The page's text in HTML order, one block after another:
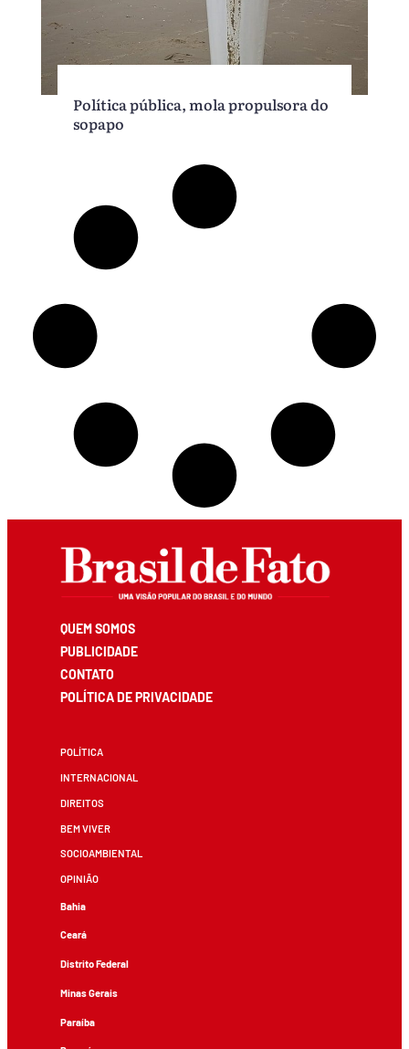
Política pública, mola propulsora do
sopapo
QUEM SOMOS
PUBLICIDADE
CONTATO
POLÍTICA DE PRIVACIDADE
POLÍTICA
INTERNACIONAL
DIREITOS
BEM VIVER
SOCIOAMBIENTAL
OPINIÃO
Bahia
Ceará
Distrito Federal
Minas Gerais
Paraíba